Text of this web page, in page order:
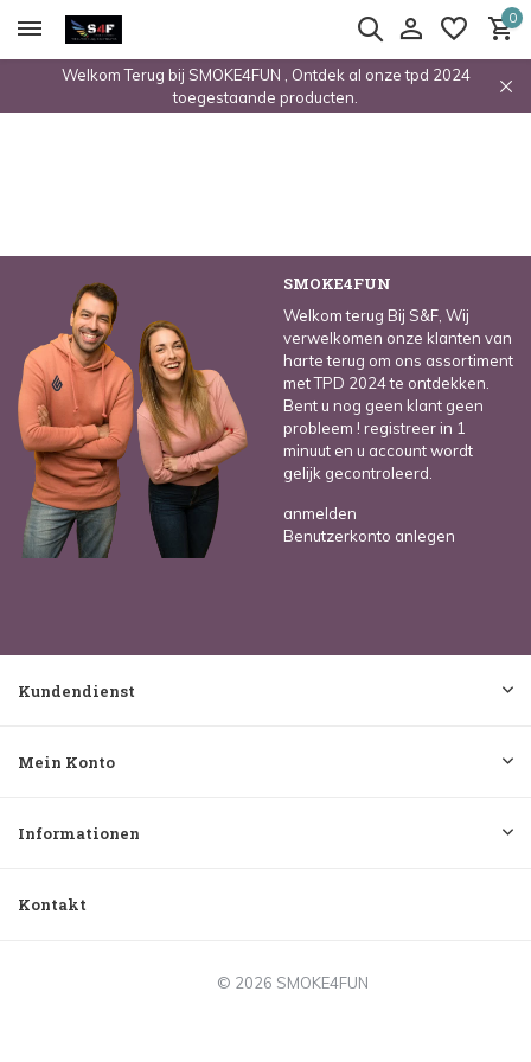
0
Welkom Terug bij SMOKE4FUN , Ontdek al onze tpd 2024
toegestaande producten.
SMOKE4FUN
Welkom terug Bij S&F, Wij
verwelkomen onze klanten van
harte terug om ons assortiment
met TPD 2024 te ontdekken.
Bent u nog geen klant geen
probleem ! registreer in 1
minuut en u account wordt
gelijk gecontroleerd.
anmelden
Benutzerkonto anlegen
Kundendienst
Mein Konto
Informationen
Kontakt
© 2026 SMOKE4FUN